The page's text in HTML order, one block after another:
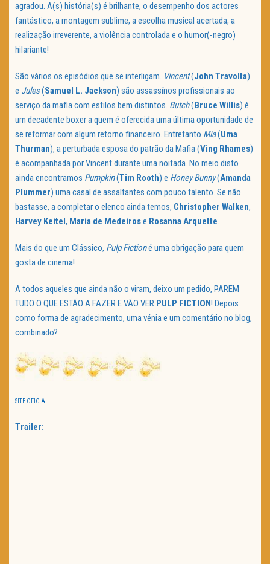
agradou. A(s) história(s) é brilhante, o desempenho dos actores
fantástico, a montagem sublime, a escolha musical acertada, a
realização irreverente, a violência controlada e o humor(-negro)
hilariante!
São vários os episódios que se interligam. Vincent(John Travolta)
e Jules(Samuel L. Jackson) são assassínos profissionais ao
serviço da mafia com estilos bem distintos. Butch(Bruce Willis) é
um decadente boxer a quem é oferecida uma última oportunidade de
se reformar com algum retorno financeiro. Entretanto Mia(Uma
Thurman), a perturbada esposa do patrão da Mafia (Ving Rhames)
é acompanhada por Vincent durante uma noitada. No meio disto
ainda encontramos Pumpkin(Tim Rooth) e Honey Bunny(Amanda
Plummer) uma casal de assaltantes com pouco talento. Se não
bastasse, a completar o elenco ainda temos, Christopher Walken,
Harvey Keitel, Maria de Medeirose Rosanna Arquette.
Mais do que um Clássico, Pulp Fictioné uma obrigação para quem
gosta de cinema!
A todos aqueles que ainda não o viram, deixo um pedido, PAREM
TUDO O QUE ESTÃO A FAZER E VÃO VER PULP FICTION! Depois
como forma de agradecimento, uma vénia e um comentário no blog,
combinado?
SITE OFICIAL
Trailer: